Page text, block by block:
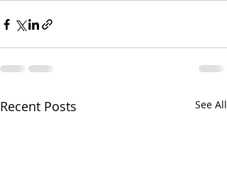
Recent Posts See All